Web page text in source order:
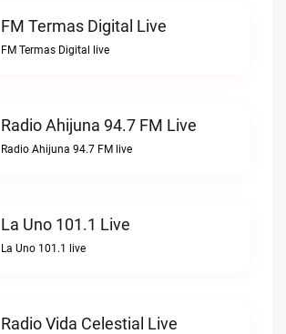
FM Termas Digital Live
FM Termas Digital live
Radio Ahijuna 94.7 FM Live
Radio Ahijuna 94.7 FM live
La Uno 101.1 Live
La Uno 101.1 live
Radio Vida Celestial Live